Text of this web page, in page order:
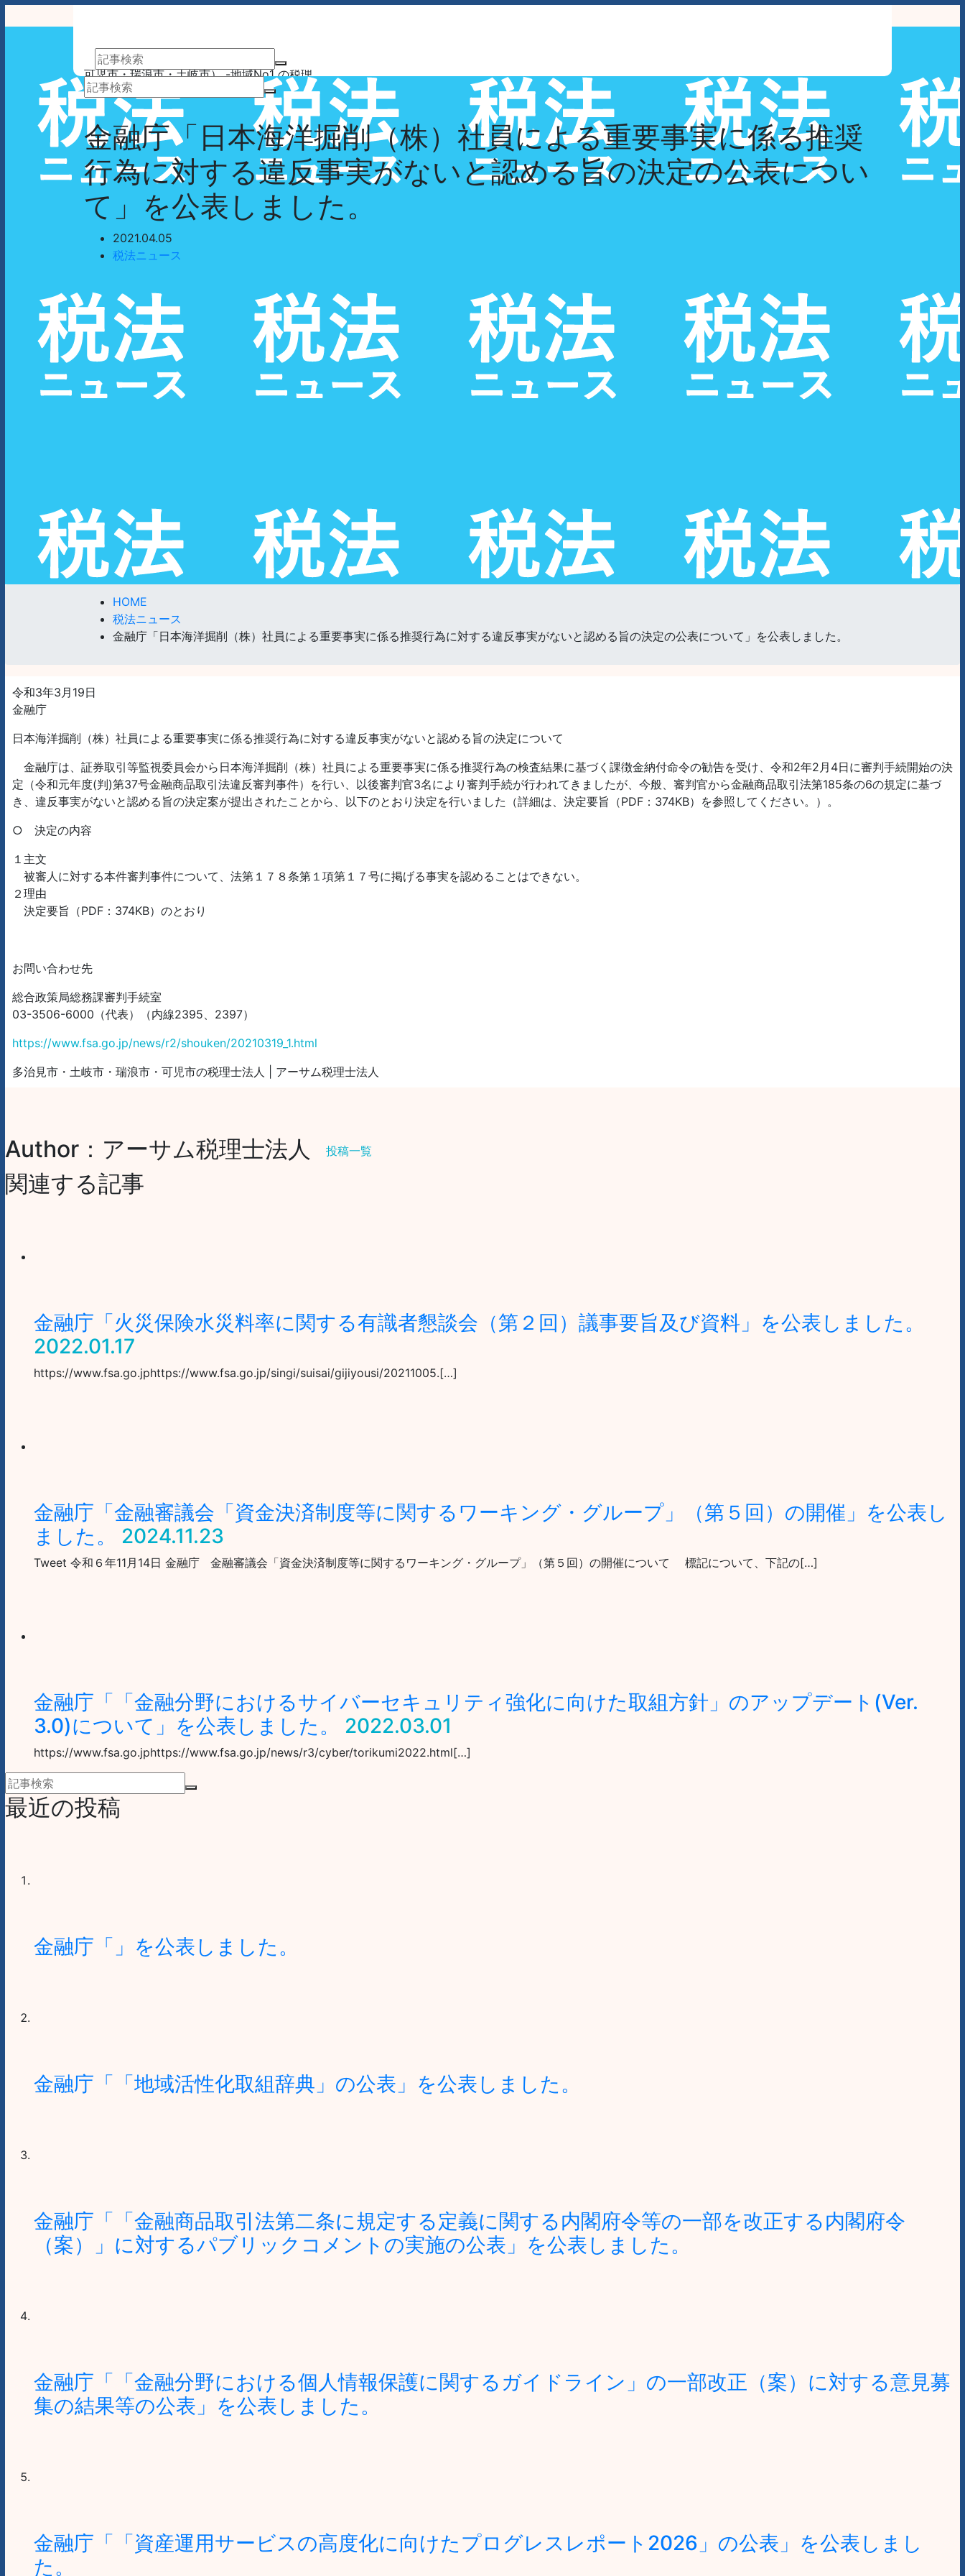
アーサム税理士法人 AWESOME（多治見市・
可児市・瑞浪市・土岐市） -地域No1 の税理
士法人 アーサム税理士法人 – 会計・税務はも
ちろんのこと、会計専門家を必要とするあら
ゆるシーンで お客様のビジネスを総合的にサ
ポートいたします。 戦略的財務のプロフェッ
ショナル集団
業務案内 事務所案内 経営理念 お知らせ お問い合わせ
金融庁「日本海洋掘削（株）社員による重要事実に係る推奨
行為に対する違反事実がないと認める旨の決定の公表につい
て」を公表しました。
2021.04.05
税法ニュース
HOME
税法ニュース
金融庁「日本海洋掘削（株）社員による重要事実に係る推奨行為に対する違反事実がないと認める旨の決定の公表について」を公表しました。
令和3年3月19日
金融庁
日本海洋掘削（株）社員による重要事実に係る推奨行為に対する違反事実がないと認める旨の決定について
金融庁は、証券取引等監視委員会から日本海洋掘削（株）社員による重要事実に係る推奨行為の検査結果に基づく課徴金納付命令の勧告を受け、令和2年2月4日に審判手続開始の決
定（令和元年度(判)第37号金融商品取引法違反審判事件）を行い、以後審判官3名により審判手続が行われてきましたが、今般、審判官から金融商品取引法第185条の6の規定に基づ
き、違反事実がないと認める旨の決定案が提出されたことから、以下のとおり決定を行いました（詳細は、決定要旨（PDF：374KB）を参照してください。）。
○ 決定の内容
１主文
被審人に対する本件審判事件について、法第１７８条第１項第１７号に掲げる事実を認めることはできない。
２理由
決定要旨（PDF：374KB）のとおり
お問い合わせ先
総合政策局総務課審判手続室
03-3506-6000（代表）（内線2395、2397）
https://www.fsa.go.jp/news/r2/shouken/20210319_1.html
多治見市・土岐市・瑞浪市・可児市の税理士法人 | アーサム税理士法人
Author：アーサム税理士法人 投稿一覧
関連する記事
金融庁「火災保険水災料率に関する有識者懇談会（第２回）議事要旨及び資料」を公表しました。
2022.01.17
https://www.fsa.go.jphttps://www.fsa.go.jp/singi/suisai/gijiyousi/20211005.[…]
金融庁「金融審議会「資金決済制度等に関するワーキング・グループ」（第５回）の開催」を公表し
ました。
2024.11.23
Tweet 令和６年11月14日 金融庁 金融審議会「資金決済制度等に関するワーキング・グループ」（第５回）の開催について 標記について、下記の[…]
金融庁「「金融分野におけるサイバーセキュリティ強化に向けた取組方針」のアップデート(Ver.
3.0)について」を公表しました。
2022.03.01
https://www.fsa.go.jphttps://www.fsa.go.jp/news/r3/cyber/torikumi2022.html[…]
最近の投稿
金融庁「」を公表しました。
金融庁「「地域活性化取組辞典」の公表」を公表しました。
金融庁「「金融商品取引法第二条に規定する定義に関する内閣府令等の一部を改正する内閣府令
（案）」に対するパブリックコメントの実施の公表」を公表しました。
金融庁「「金融分野における個人情報保護に関するガイドライン」の一部改正（案）に対する意見募
集の結果等の公表」を公表しました。
金融庁「「資産運用サービスの高度化に向けたプログレスレポート2026」の公表」を公表しまし
た。